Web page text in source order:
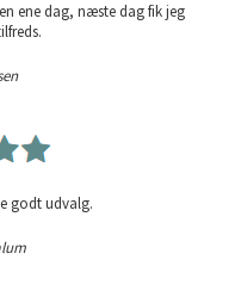
ene dag, næste dag fik jeg
godt udvalg.